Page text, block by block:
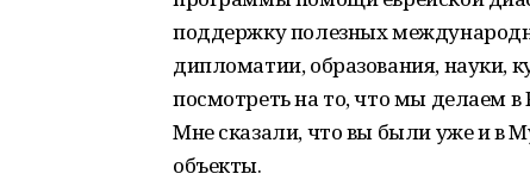
поддержку полезных
дипломатии, образования, науки,
посмотреть на то, что мы делаем в
Мне сказали, что вы были уже и в
объекты.